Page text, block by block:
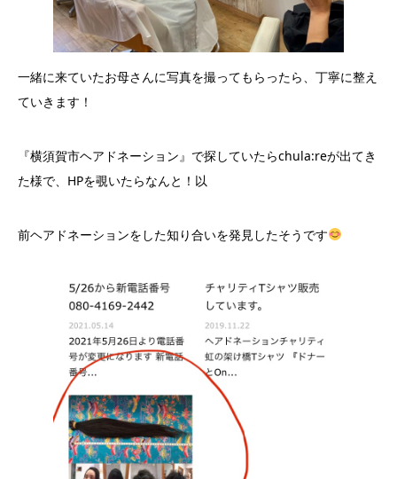
一緒に来ていたお母さんに写真を撮ってもらったら、丁寧に整え
ていきます！
『横須賀市ヘアドネーション』で探していたらchula:reが出てき
た様で、HPを覗いたらなんと！以
前ヘアドネーションをした知り合いを発見したそうです